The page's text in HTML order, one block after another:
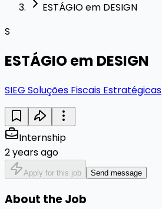
ESTÁGIO em DESIGN
S
ESTÁGIO em DESIGN
SIEG Soluções Fiscais Estratégicas
Internship
2 years ago
Apply for this job Send message
About the Job